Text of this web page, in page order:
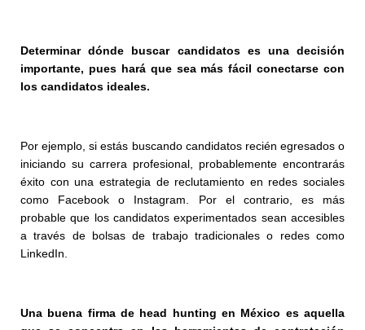
Determinar dónde buscar candidatos es una decisión
importante, pues hará que sea más fácil conectarse con
los candidatos ideales.
Por ejemplo, si estás buscando candidatos recién egresados o
iniciando su carrera profesional, probablemente encontrarás
éxito con una estrategia de reclutamiento en redes sociales
como Facebook o Instagram. Por el contrario, es más
probable que los candidatos experimentados sean accesibles
a través de bolsas de trabajo tradicionales o redes como
LinkedIn.
Una buena firma de head hunting en México es aquella